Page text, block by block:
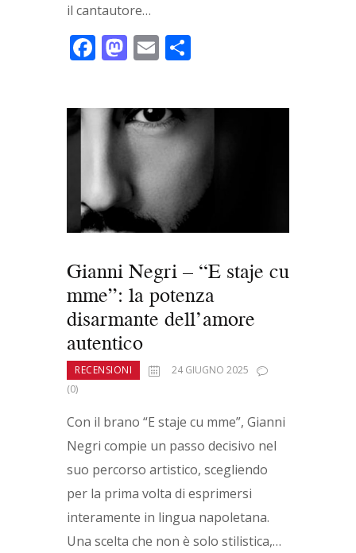
il cantautore…
F
b
o
o
k
M
d
o
n
E
l di
vi
di
Gianni Negri – “E staje cu
mme”: la potenza
disarmante dell’amore
autentico
RECENSIONI
24 GIUGNO 2025
(0)
Con il brano “E staje cu mme”, Gianni
Negri compie un passo decisivo nel
suo percorso artistico, scegliendo
per la prima volta di esprimersi
interamente in lingua napoletana.
Una scelta che non è solo stilistica,…